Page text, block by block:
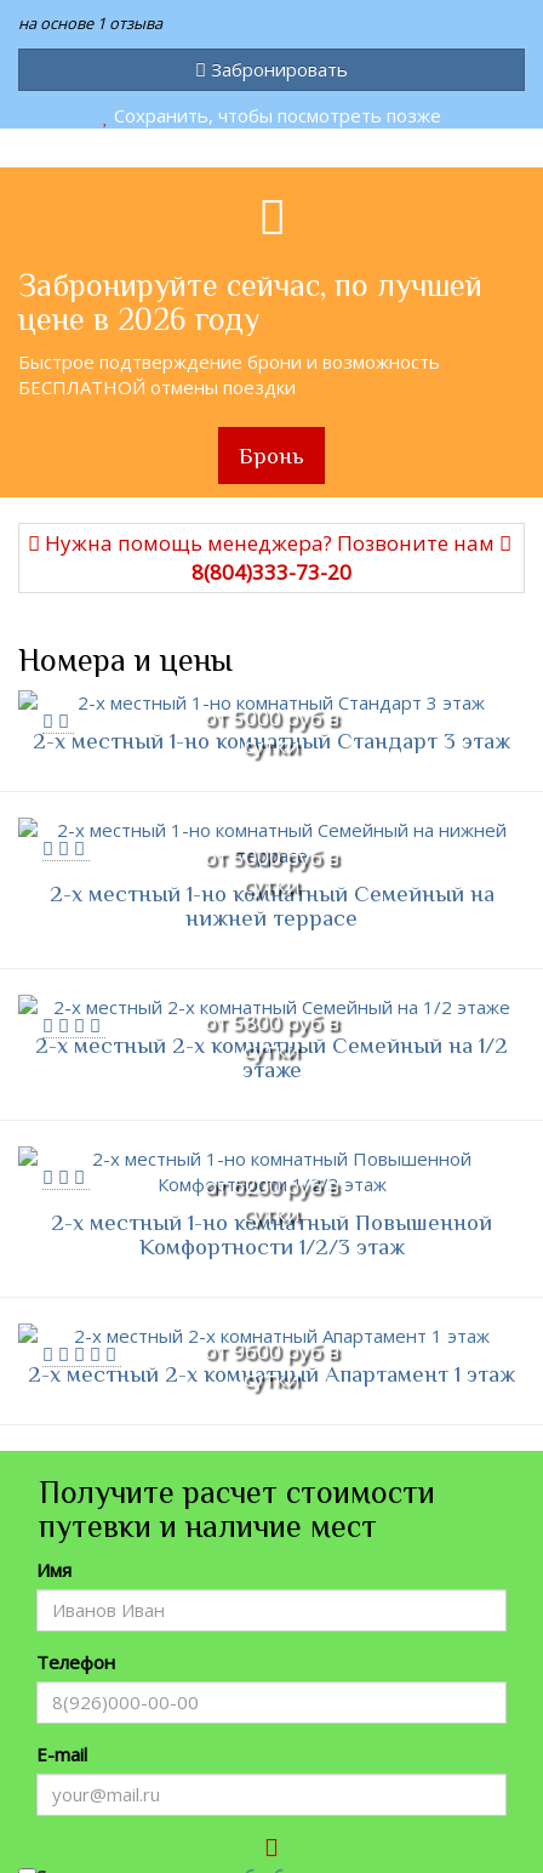
на основе 1 отзыва
Забронировать
Сохранить, чтобы посмотреть позже
Забронируйте сейчас, по лучшей
цене в 2026 году
Быстрое подтверждение брони и возможность
БЕСПЛАТНОЙ отмены поездки
Бронь
Нужна помощь менеджера? Позвоните нам
8(804)333-73-20
Номера и цены
от 5000 руб в
сутки
2-х местный 1-но комнатный Стандарт 3 этаж
от 5000 руб в
сутки
2-х местный 1-но комнатный Семейный на
нижней террасе
от 5800 руб в
сутки
2-х местный 2-х комнатный Семейный на 1/2
этаже
от 6200 руб в
сутки
2-х местный 1-но комнатный Повышенной
Комфортности 1/2/3 этаж
от 9600 руб в
сутки
2-х местный 2-х комнатный Апартамент 1 этаж
Получите расчет стоимости
путевки и наличие мест
Имя
Телефон
E-mail